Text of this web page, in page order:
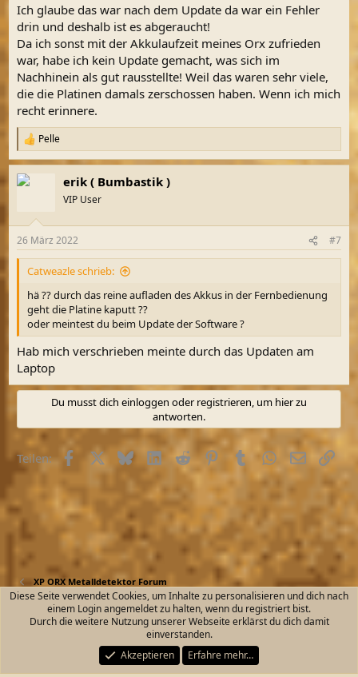
Ich glaube das war nach dem Update da war ein Fehler
drin und deshalb ist es abgeraucht!
Da ich sonst mit der Akkulaufzeit meines Orx zufrieden
war, habe ich kein Update gemacht, was sich im
Nachhinein als gut rausstellte! Weil das waren sehr viele,
die die Platinen damals zerschossen haben. Wenn ich mich
recht erinnere.
R
e
a
k
e
n
Pelle
erik ( Bumbastik )
VIP User
26 März 2022 #7
Catweazle schrieb:
hä ?? durch das reine aufladen des Akkus in der Fernbedienung
geht die Platine kaputt ??
oder meintest du beim Update der Software ?
Hab mich verschrieben meinte durch das Updaten am
Laptop
Du musst dich einloggen oder registrieren, um hier zu
antworten.
Teilen: Facebook
X (Twitter)
BlueskyLinkedIn
Reddit PinterestTumblrWhatsApp
E-MailLink
XP ORX Metalldetektor Forum
Kontakt Nutzungsbedingungen
Datenschutz
Start
R
S
Community platform by XenForo® © 2010-2026 XenForo Ltd.
Diese Seite verwendet Cookies, um Inhalte zu personalisieren und dich nach
einem Login angemeldet zu halten, wenn du registriert bist.
Durch die weitere Nutzung unserer Webseite erklärst du dich damit
einverstanden.
Akzeptieren
Erfahre mehr…